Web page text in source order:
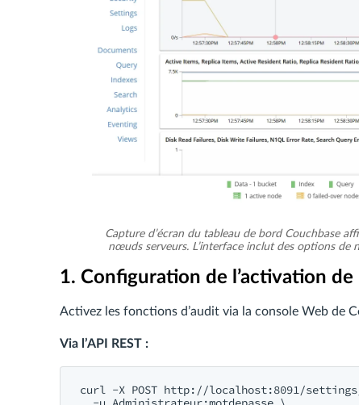
Capture d’écran du tableau de bord Couchbase
nœuds serveurs. L’interface inclut des options de
1. Configuration de l’activation de
Activez les fonctions d’audit via la console Web de
Via l’API REST :
c​u​r​l -X POST http://localhost:8091/